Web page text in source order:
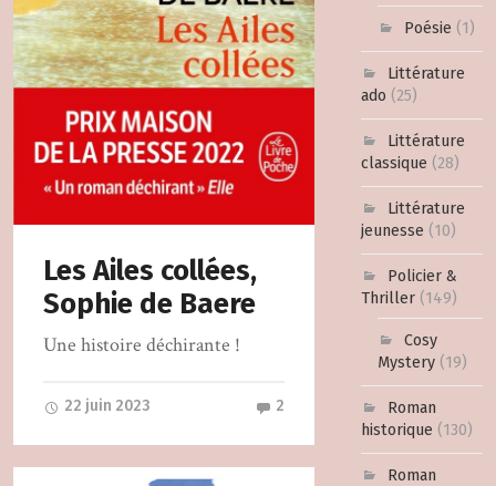
Poésie (1)
Littérature
ado (25)
Littérature
classique (28)
Littérature
jeunesse (10)
Policier &
Thriller (149)
Cosy
Mystery(19)
Roman
historique (130)
Roman
Les Ailes collées,
Sophie de Baere
Une histoire déchirante !
22 juin 2023 2